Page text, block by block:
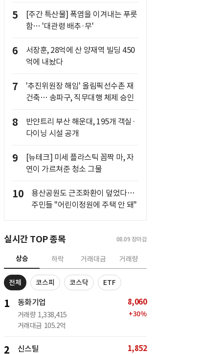
5
[주간 특산물] 폭염을 이겨내는 푸릇
함… '대관령 배추·무'
6
서장훈, 28억에 산 양재역 빌딩 450
억에 내놨다
7
'추진위원장 해임' 올림픽선수촌 재
건축… 송파구, 직무대행 체제 승인
8
반얀트리 부산 해운대, 195개 객실·
다이닝 시설 공개
9
[뉴테크] 미세 플라스틱 꼼짝 마, 자
연이 가르쳐준 청소 그물
10
용산공원도 근조화환이 덮었다…
주민들 "어린이정원에 주택 안 돼"
실시간 TOP 종목 08.09 장마감
상승 하락 거래대금 거래량
전체 코스피 코스닥 ETF
1 동화기업
거래량 1,338,415
거래대금 105.2억
8,060
+30%
2 신스틸 1,852